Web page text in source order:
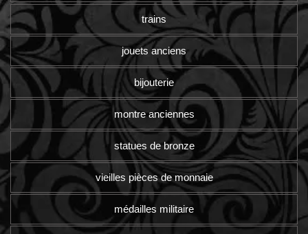
trains
jouets anciens
bijouterie
montre anciennes
statues de bronze
vieilles pièces de monnaie
médailles militaire